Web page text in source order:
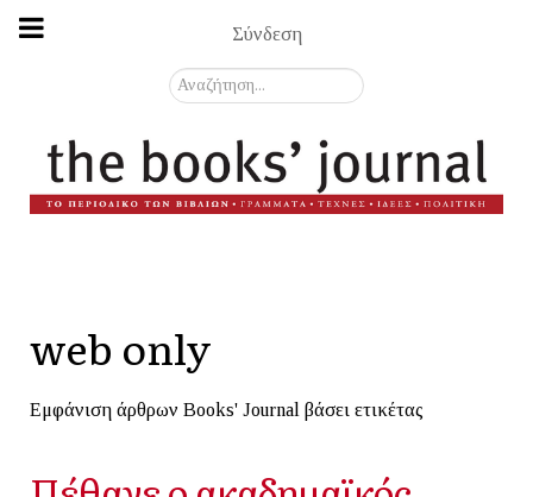
Σύνδεση
Αναζήτηση...
web only
Εμφάνιση άρθρων Books' Journal βάσει ετικέτας